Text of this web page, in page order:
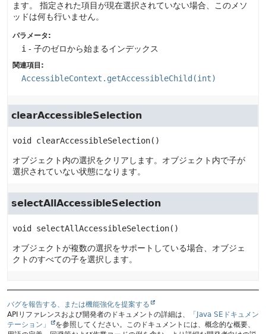
ます。
指定された項目が現在選択されていない場合、このメソ
ッドは何も行いません。
パラメータ:
i - 子のゼロから始まるインデックス
関連項目:
AccessibleContext.getAccessibleChild(int)
clearAccessibleSelection
void clearAccessibleSelection()
オブジェクト内の選択をクリアします。オブジェクト内で子が
選択されていない状態になります。
selectAllAccessibleSelection
void selectAllAccessibleSelection()
オブジェクトが複数の選択をサポートしている場合、オブジェ
クトのすべての子を選択します。
バグを報告する、または機能強化を提案する
APIリファレンスおよび開発者のドキュメントの詳細は、
「Java SEドキュメン
テーション」
を参照してください。このドキュメントには、概念的な概要、